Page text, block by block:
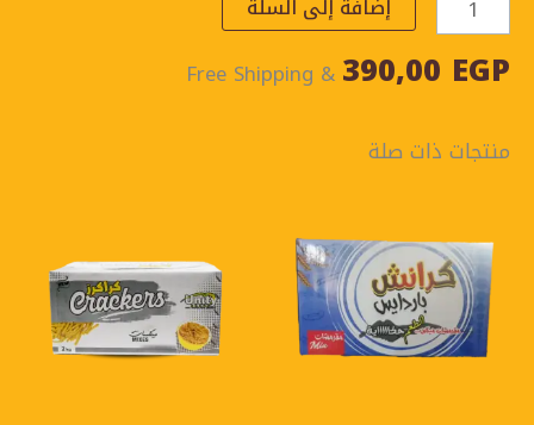
إضافة إلى السلة
390,00 EGP
& Free Shipping
منتجات ذات صلة